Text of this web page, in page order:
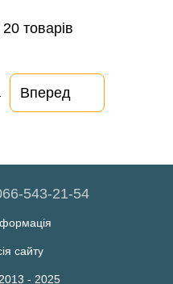
товарів
Вперед
543-21-54
сайту
- 2025